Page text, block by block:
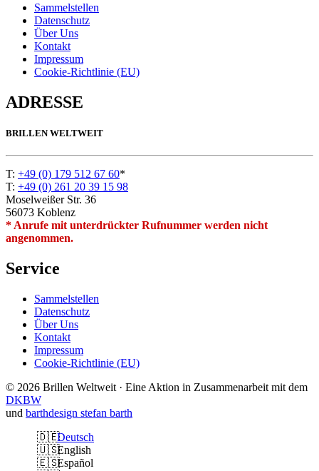
Sammelstellen
Datenschutz
Über Uns
Kontakt
Impressum
Cookie-Richtlinie (EU)
ADRESSE
BRILLEN WELTWEIT
T: +49 (0) 179 512 67 60*
T: +49 (0) 261 20 39 15 98
Moselweißer Str. 36
56073 Koblenz
* Anrufe mit unterdrückter Rufnummer werden nicht
angenommen.
Service
Sammelstellen
Datenschutz
Über Uns
Kontakt
Impressum
Cookie-Richtlinie (EU)
© 2026 Brillen Weltweit · Eine Aktion in Zusammenarbeit mit dem
DKBW
und barthdesign stefan barth
Sprachumschalter
Deutsch
English
Español